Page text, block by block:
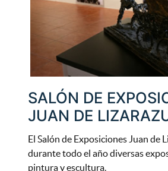
SALÓN DE
JUAN DE
El Salón de Exposiciones Juan de
durante todo el año diversas
pintura y escultura.